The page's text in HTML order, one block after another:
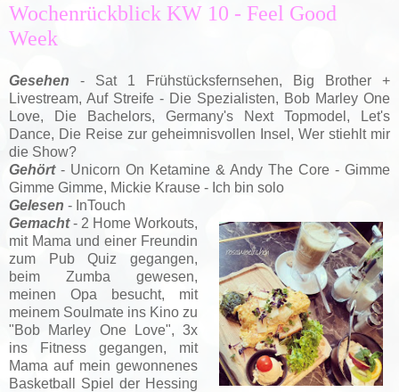
Wochenrückblick KW 10 - Feel Good
Week
Gesehen - Sat 1 Frühstücksfernsehen, Big Brother +
Livestream, Auf Streife - Die Spezialisten, Bob Marley One
Love, Die Bachelors, Germany's Next Topmodel, Let's
Dance, Die Reise zur geheimnisvollen Insel, Wer stiehlt mir
die Show?
Gehört- Unicorn On Ketamine & Andy The Core - Gimme
Gimme Gimme, Mickie Krause - Ich bin solo
Gelesen - InTouch
Gemacht- 2 Home Workouts,
mit Mama und einer Freundin
zum Pub Quiz gegangen,
beim Zumba gewesen,
meinen Opa besucht, mit
meinem Soulmate ins Kino zu
"Bob Marley One Love", 3x
ins Fitness gegangen, mit
Mama auf mein gewonnenes
Basketball Spiel der Hessing